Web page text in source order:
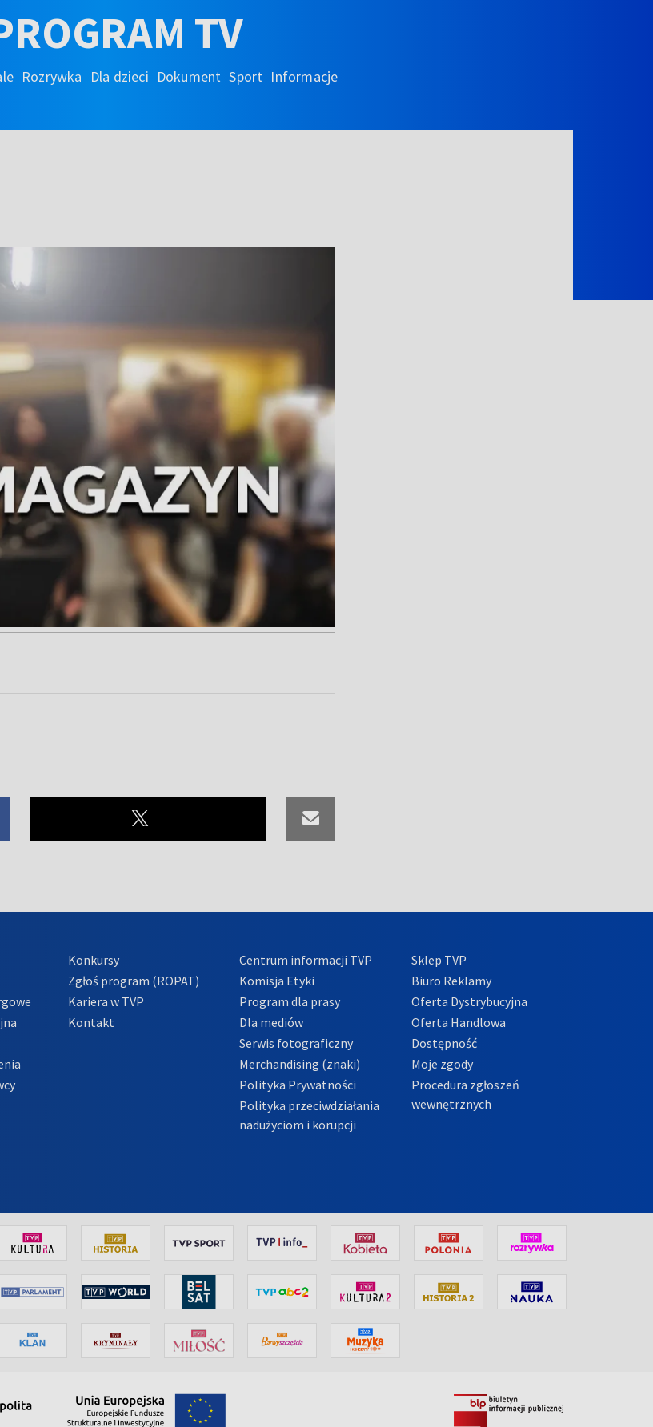
TV
Rozrywka Dla dzieci Dokument Sport Informacje
Konkursy
Zgłoś program (ROPAT)
Kariera w TVP
Kontakt
Centrum informacji TVP
Komisja Etyki
Program dla prasy
Dla mediów
Serwis fotograficzny
Merchandising (znaki)
Polityka Prywatności
Polityka przeciwdziałania
nadużyciom i korupcji
Sklep TVP
Biuro Reklamy
Oferta Dystrybucyjna
Oferta Handlowa
Dostępność
Moje zgody
Procedura zgłoszeń
wewnętrznych